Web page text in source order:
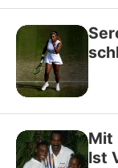
Mit
Ist